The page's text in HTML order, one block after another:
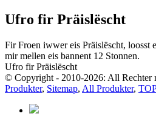
Ufro fir Präislëscht
Fir Froen iwwer eis Präislëscht, loosst
mir mellen eis bannent 12 Stonnen.
Ufro fir Präislëscht
© Copyright - 2010-2026: All Rechter
Produkter, Sitemap, All Produkter,